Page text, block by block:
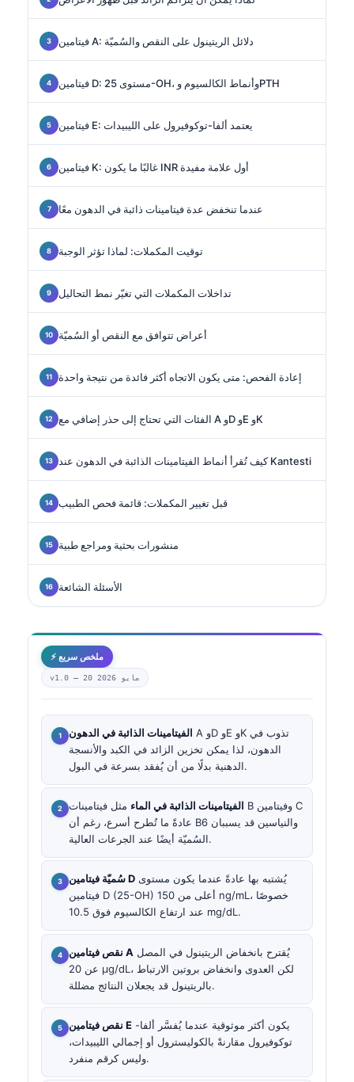
فيتامين A: دلائل الريتينول على النقص والسُميّة
فيتامين D: مستوى 25-OH، وأنماط الكالسيوم وPTH
فيتامين E: يعتمد ألفا-توكوفيرول على الليبيدات
فيتامين K: غالبًا ما يكون INR أول علامة مفيدة
عندما تنخفض عدة فيتامينات ذائبة في الدهون معًا
توقيت المكملات: لماذا تؤثر الوجبة
تداخلات المكملات التي تغيّر نمط التحاليل
أعراض تتوافق مع النقص أو السُميّة
إعادة الفحص: متى يكون الاتجاه أكثر فائدة من نتيجة واحدة
الفئات التي تحتاج إلى حذر إضافي مع A وD وE وK
كيف تُقرأ أنماط الفيتامينات الذائبة في الدهون عند Kantesti
قبل تغيير المكملات: قائمة فحص الطبيب
منشورات بحثية ومراجع طبية
الأسئلة الشائعة
⚡ ملخص سريع
v1.0 — 20 مايو 2026
الفيتامينات الذائبة في الدهون A وD وE وK تذوب في
الدهون، لذا يمكن تخزين الزائد في الكبد والأنسجة
الدهنية بدلًا من أن يُفقد بسرعة في البول.
الفيتامينات الذائبة في الماء مثل فيتامينات B وفيتامين C
عادةً ما تُطرح أسرع، رغم أن B6 والنياسين قد يسببان
السُميّة أيضًا عند الجرعات العالية.
سُميّة فيتامين D
فيتامين D (25-OH) أعلى من 150 ng/mL، خصوصًا
عند ارتفاع الكالسيوم فوق 10.5 mg/dL.
نقص فيتامين A
عن 20 µg/dL، لكن العدوى وانخفاض بروتين الارتباط
بالريتينول قد يجعلان النتائج مضللة.
نقص فيتامين E
توكوفيرول مقارنةً بالكوليسترول أو إجمالي الليبيدات،
وليس كرقم منفرد.